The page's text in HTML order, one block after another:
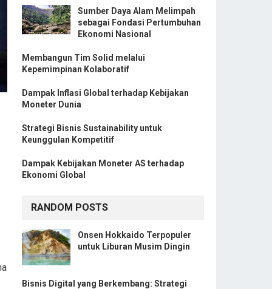
Sumber Daya Alam Melimpah
sebagai Fondasi Pertumbuhan
Ekonomi Nasional
Membangun Tim Solid melalui
Kepemimpinan Kolaboratif
Dampak Inflasi Global terhadap Kebijakan
Moneter Dunia
Strategi Bisnis Sustainability untuk
Keunggulan Kompetitif
Dampak Kebijakan Moneter AS terhadap
Ekonomi Global
RANDOM POSTS
Onsen Hokkaido Terpopuler
untuk Liburan Musim Dingin
Bisnis Digital yang Berkembang: Strategi